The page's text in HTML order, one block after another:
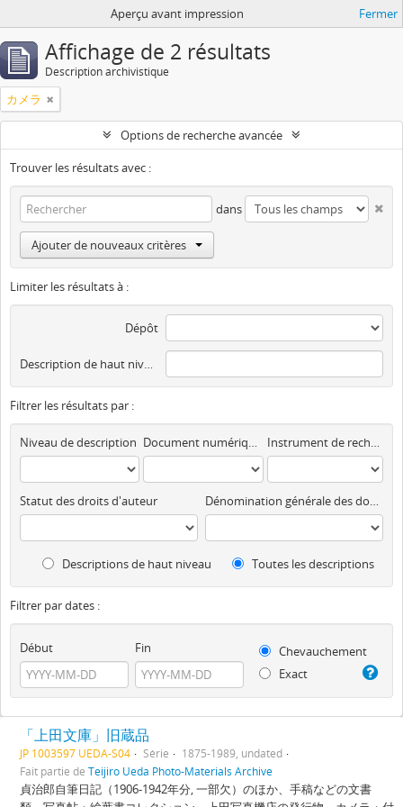
Aperçu avant impression Fermer
Affichage de 2 résultats
Description archivistique
カメラ
Options de recherche avancée
Trouver les résultats avec :
dans
Ajouter de nouveaux critères
Limiter les résultats à :
Dépôt
Description de haut niveau
Filtrer les résultats par :
Niveau de description Document numérique disponible Instrument de recherche
Statut des droits d'auteur Dénomination générale des documents
Descriptions de haut niveau Toutes les descriptions
Filtrer par dates :
Début Fin
Chevauchement
Exact
「上田文庫」旧蔵品
JP 1003597 UEDA-S04 Série
1875-1989, undated
Fait partie de Teijiro Ueda Photo-Materials Archive
貞治郎自筆日記（1906-1942年分, 一部欠）のほか、手稿などの文書